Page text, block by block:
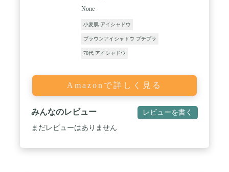
None
小麦肌 アイシャドウ
ブラウンアイシャドウ プチプラ
70代 アイシャドウ
Amazonで詳しく見る
みんなのレビュー レビューを書く
まだレビューはありません